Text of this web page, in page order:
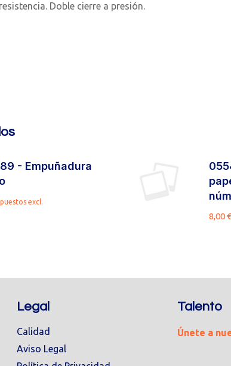
Doble cierre a presión.
- Empuñadura
excl.
8,00€
Legal
Calidad
Aviso Legal
Talento
Únete a